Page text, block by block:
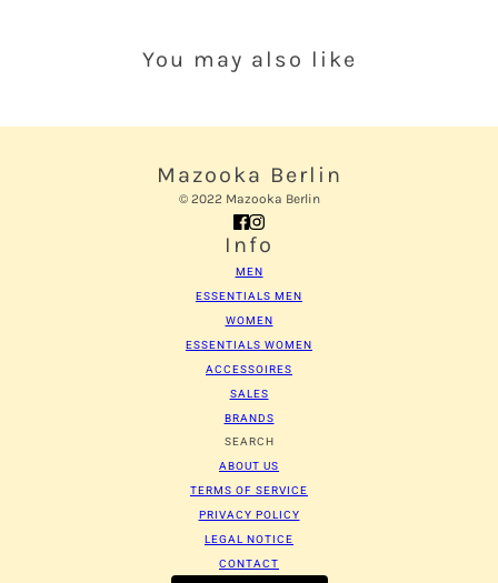
You may also like
Mazooka Berlin
© 2022 Mazooka Berlin
Info
MEN
ESSENTIALS MEN
WOMEN
ESSENTIALS WOMEN
ACCESSOIRES
SALES
BRANDS
SEARCH
ABOUT US
TERMS OF SERVICE
PRIVACY POLICY
LEGAL NOTICE
CONTACT